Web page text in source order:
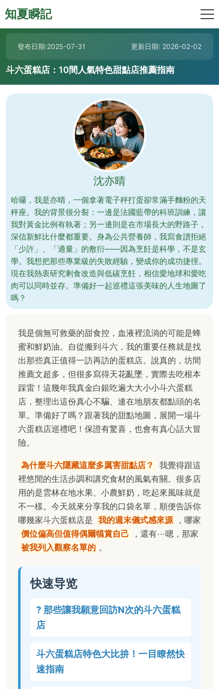
知夏瞬記
發布日期:2025-07-31 更新日期: 2026-02-02
斗六蛋糕店：10間人氣特色甜點店推薦指南
沈亦晴
哈囉，我是亦晴，一個拿著電子秤打蛋卻常滿手麵粉的天
秤座。我的背景很分裂：一邊是法國藍帶的科班訓練，讓
我對黃金比例有執著；另一邊則是在市場長大的野路子，
深信新鮮比什麼都重要。身為公共營養師，我寫食譜拒絕
「少許」、「適量」的敷衍——因為烹飪是科學，不是玄
學。我想把那些專業級的失敗經驗，變成你的成功捷徑。
現在我熱衷研究剩食改造與低碳烹飪，相信愛地球和愛吃
肉可以同時並存。準備好一起巡禮這張美味的人生地圖了
嗎？
我是個無可救藥的甜食控，血液裡流淌的可能是蜂
蜜和鮮奶油。自從搬到斗六，我的重要任務就是找
出那些真正值得一訪再訪的蛋糕店。說真的，坊間
推薦文超多，但很多寫得天花亂墜，實際去吃根本
踩雷！這幾年我真金白銀吃遍大大小小斗六蛋糕
店，整理出這份真心不騙、連在地朋友都點頭的名
單。準備好了嗎？跟著我的甜點地圖，展開一場斗
六蛋糕店巡禮吧！保證有驚喜，也會有真心話大冒
險。
為什麼斗六隱藏這麼多厲害甜點店？
我覺得跟這
裡悠閒的生活步調和講究食材的風氣有關。很多店
用的是雲林在地水果、小農鮮奶，吃起來風味就是
不一樣。今天就來分享我的口袋名單，順便告訴你
哪幾家斗六蛋糕店是 我的週末儀式感來源
，哪家
價位偏高但值得偶爾犒賞自己
，還有⋯嗯，那家
被我列入觀察名單的 。
快速导览
? 那些讓我願意回訪N次的斗六蛋糕
店
斗六蛋糕店特色大比拚！一目瞭然快
速指南